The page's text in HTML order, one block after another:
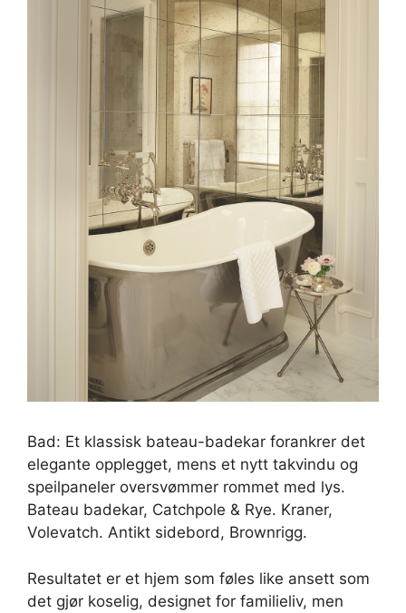
Bad: Et klassisk bateau-badekar forankrer det
elegante opplegget, mens et nytt takvindu og
speilpaneler oversvømmer rommet med lys.
Bateau badekar, Catchpole & Rye. Kraner,
Volevatch. Antikt sidebord, Brownrigg.
Resultatet er et hjem som føles like ansett som
det gjør koselig, designet for familieliv, men